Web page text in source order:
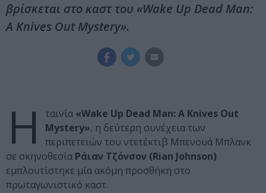
βρίσκεται στο καστ του «Wake Up Dead Man:
A Knives Out Mystery».
Η ταινία «Wake Up Dead Man: A Knives Out
Mystery», η δεύτερη συνέχεια των
περιπετειών του ντετέκτιβ Μπενουά Μπλανκ
σε σκηνοθεσία Ράιαν Τζόνσον (Rian Johnson)
εμπλουτίστηκε μία ακόμη προσθήκη στο
πρωταγωνιστικό καστ.